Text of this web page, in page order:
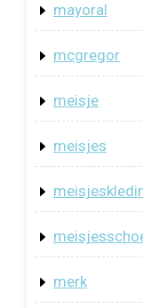
mayoral
mcgregor
meisje
meisjes
merk